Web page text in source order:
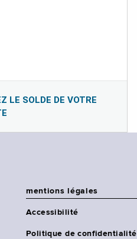
LE SOLDE DE VOTRE
mentions légales
Accessibilité
Politique de confidentialité